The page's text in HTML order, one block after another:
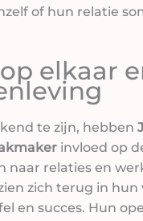
of hun relatie
elkaar
te zijn, hebben
invloed op
naar relaties en
zich terug in hun
en succes. Hun